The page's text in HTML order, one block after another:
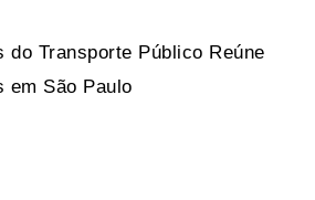
do Transporte Público Reúne
em São Paulo